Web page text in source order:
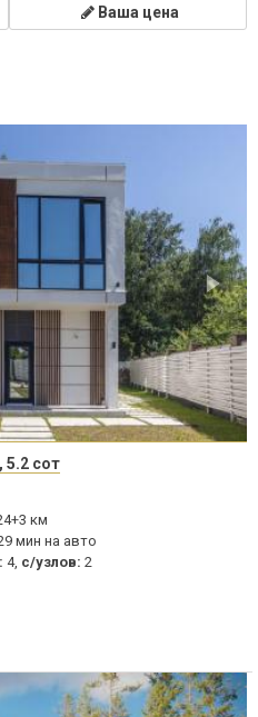
Ваша цена
, 5.2 сот
км
мин на авто
4, с/узлов: 2